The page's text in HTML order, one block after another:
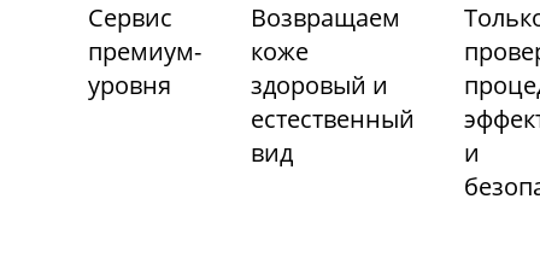
Сервис
премиум-
уровня
Возвращаем
коже
здоровый и
естественный
вид
и